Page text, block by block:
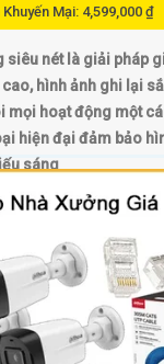
Khuyến Mại: 4,599,000 ₫
siêu nét là giải pháp
hình ảnh ghi lại
mọi hoạt động một
hiện đại đảm bảo
sáng